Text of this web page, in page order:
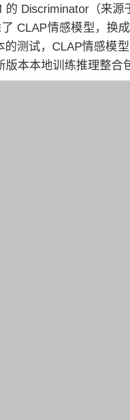
的 Discriminator（来
CLAP情感模型，换
的测试，CLAP情感模
版本本地训练推理整合